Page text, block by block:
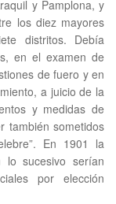
y Pamplona, y
los diez mayores
distritos. Debía
en el examen de
de fuero y en
a juicio de la
y medidas de
también sometidos
En 1901 la
lo sucesivo serían
por elección